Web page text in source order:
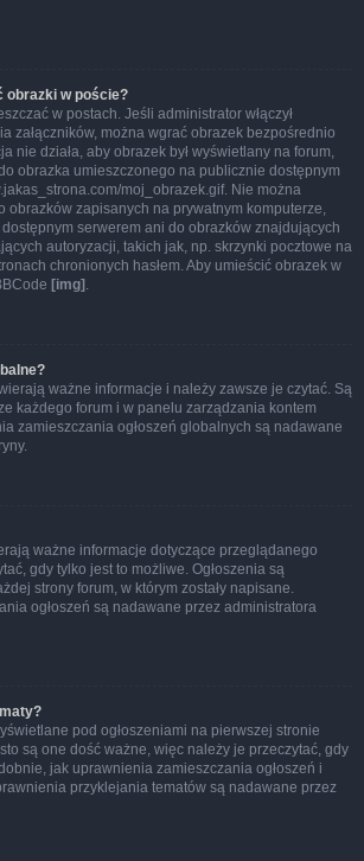
obrazki w poście?
w postach. Jeśli administrator włączył
załączników, można wgrać obrazek bezpośrednio
nie działa, aby obrazek był wyświetlany na forum,
obrazka umieszczonego na publicznie dostępnym
moj_obrazek.gif. Nie można
obrazków zapisanych na prywatnym komputerze,
serwerem ani do obrazków znajdujących
autoryzacji, takich jak, np. skrzynki pocztowe na
chronionych hasłem. Aby umieścić obrazek w
[img] .
ważne informacje i należy zawsze je czytać. Są
każdego forum i w panelu zarządzania kontem
zamieszczania ogłoszeń globalnych są nadawane
ważne informacje dotyczące przeglądanego
gdy tylko jest to możliwe. Ogłoszenia są
strony forum, w którym zostały napisane.
ogłoszeń są nadawane przez administratora
pod ogłoszeniami na pierwszej stronie
są one dość ważne, więc należy je przeczytać, gdy
jak uprawnienia zamieszczania ogłoszeń i
przyklejania tematów są nadawane przez